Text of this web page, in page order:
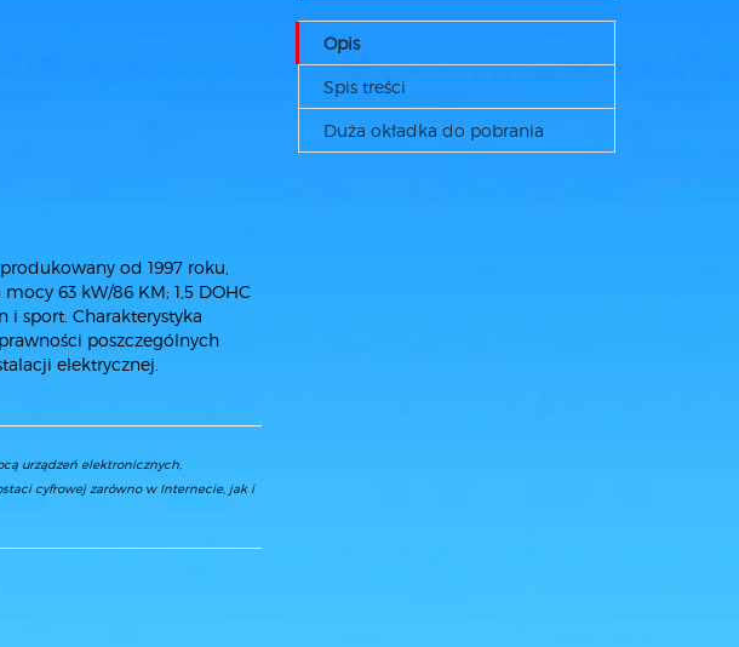
od 1997 roku,
mocy 63 kW/86 KM; 1,5 DOHC
i sport. Charakterystyka
poszczególnych
elektrycznej.
urządzeń elektronicznych,
cyfrowej zarówno w Internecie, jak i
Opis
Spis treści
Duża okładka do pobrania